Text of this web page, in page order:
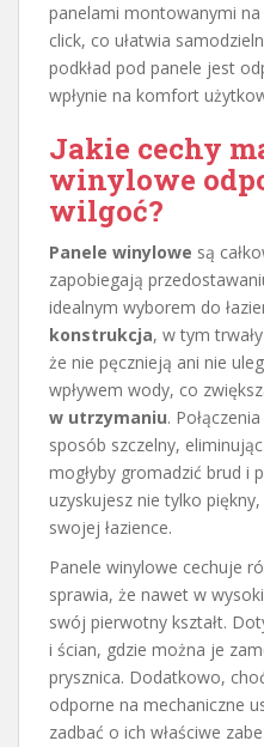
panelami montowanymi
click, co ułatwia
podkład pod panele jest
wpłynie na komfort
Jakie cechy
winylowe
wilgoć?
Panele winylowe są
zapobiegają
idealnym wyborem do
konstrukcja, w tym
że nie pęcznieją ani nie
wpływem wody, co
w utrzymaniu.
sposób szczelny,
mogłyby gromadzić brud i
uzyskujesz nie tylko
swojej łazience.
Panele winylowe cechuje
sprawia, że nawet w
swój pierwotny kształt.
i ścian, gdzie można je
prysznica. Dodatkowo,
odporne na mechaniczne
zadbać o ich właściwe